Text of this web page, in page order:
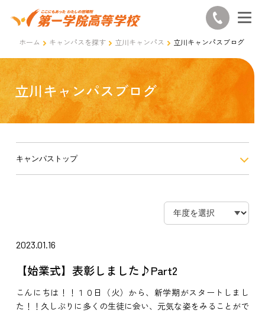
ホーム キャンパスを探す 立川キャンパス 立川キャンパスブログ
立川キャンパスブログ
キャンパストップ
2023.01.16
【始業式】表彰しました♪Part2
こんにちは！！１０日（火）から、新学期がスタートしまし
た！！久しぶりに多くの生徒に会い、元気な姿をみることがで